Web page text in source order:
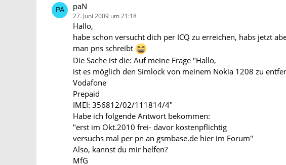
paN
27. Juni 2009 um 21:18
Hallo,
habe schon versucht dich per ICQ zu erreichen, habs jetzt
man pns schreibt
Die Sache ist die: Auf meine Frage "Hallo,
ist es möglich den Simlock von meinem Nokia 1208 zu
Vodafone
Prepaid
IMEI: 356812/02/111814/4"
Habe ich folgende Antwort bekommen:
"erst im Okt.2010 frei- davor kostenpflichtig
versuchs mal per pn an gsmbase.de hier im Forum"
Also, kannst du mir helfen?
MfG